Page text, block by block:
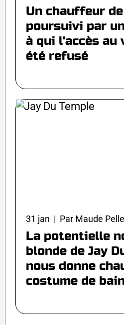
Un chauffeur
poursuivi par
à qui l'accès au
été refusé
31 jan | Par Maude
La potentielle
blonde de Jay
nous donne
costume de